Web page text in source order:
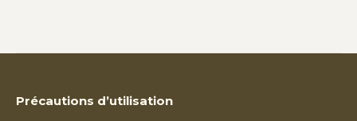
Précautions d’utilisation